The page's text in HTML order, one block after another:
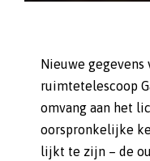
Nieuwe gegevens
ruimtetelescoop
omvang aan het
oorspronkelijke
lijkt te zijn – de